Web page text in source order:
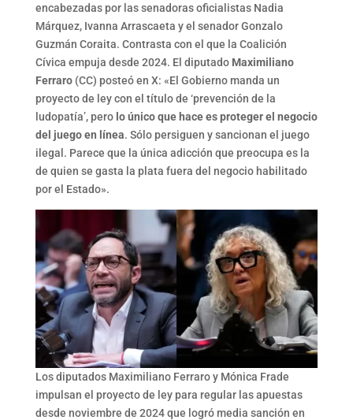
encabezadas por las senadoras oficialistas Nadia
Márquez, Ivanna Arrascaeta y el senador Gonzalo
Guzmán Coraita. Contrasta con el que la Coalición
Cívica empuja desde 2024. El diputado Maximiliano
Ferraro(CC) posteó en X: «El Gobierno manda un
proyecto de ley con el título de ‘prevención de la
ludopatía’, perolo único que hace es proteger el negocio
del juego en línea. Sólo persiguen y sancionan el juego
ilegal. Parece que la única adicción que preocupa es la
de quien se gasta la plata fuera del negocio habilitado
por el Estado».
Los diputados Maximiliano Ferraro y Mónica Frade
impulsan el proyecto de ley para regular las apuestas
desde noviembre de 2024 que logró media sanción en